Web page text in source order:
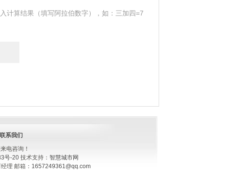
计算结果（填写阿拉伯数字），如：三加四=7
联系我们
电咨询！
号-20 技术支持： 智慧城市网
理 邮箱： 1657249361@qq.com